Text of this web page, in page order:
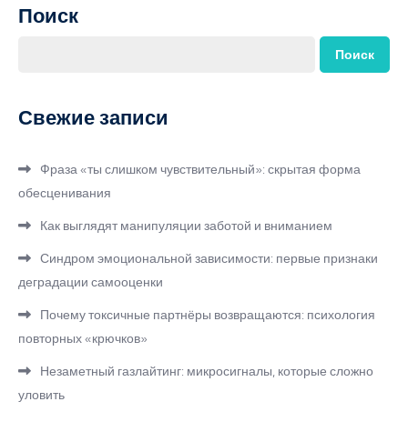
Поиск
Поиск
Свежие записи
Фраза «ты слишком чувствительный»: скрытая форма
обесценивания
Как выглядят манипуляции заботой и вниманием
Синдром эмоциональной зависимости: первые признаки
деградации самооценки
Почему токсичные партнёры возвращаются: психология
повторных «крючков»
Незаметный газлайтинг: микросигналы, которые сложно
уловить